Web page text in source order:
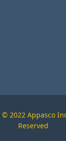
© 2022 Appasco
Reserved